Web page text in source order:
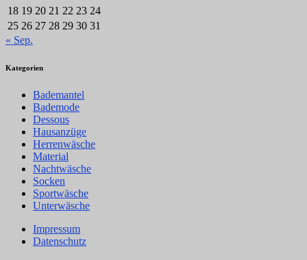
18 19 20 21 22 23 24
25 26 27 28 29 30 31
« Sep.
Kategorien
Bademantel
Bademode
Dessous
Hausanzüge
Herrenwäsche
Material
Nachtwäsche
Socken
Sportwäsche
Unterwäsche
Impressum
Datenschutz